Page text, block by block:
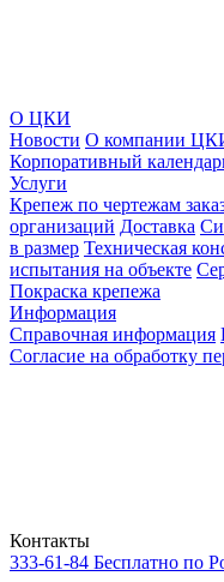
О ЦКИ
Новости О компании
Корпоративный
Услуги
Крепеж по чертежам
организаций Доставка
в размер Техническая
испытания на объекте
Покраска крепежа
Информация
Справочная информация
Согласие на обработку
Контакты
333-61-84 Бесплатно по